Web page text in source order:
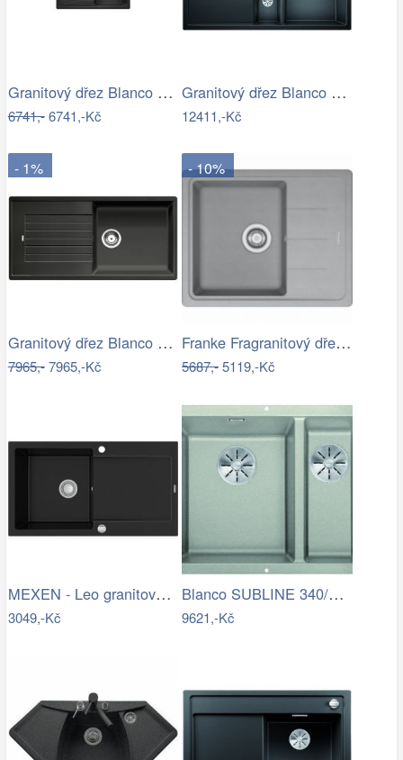
Granitový dřez Blanco SONA 45 S…
6741,-6741,-Kč
Granitový dřez Blanco COLLECTIS 6 S…
12411,-Kč
- 1%
Granitový dřez Blanco ZIA XL 6 S…
7965,-7965,-Kč
- 10%
Franke Fragranitový dřez BFG 611-62,…
5687,-5119,-Kč
MEXEN - Leo granitový dřez 1 s…
3049,-Kč
Blanco SUBLINE 340/160 U InFino…
9621,-Kč